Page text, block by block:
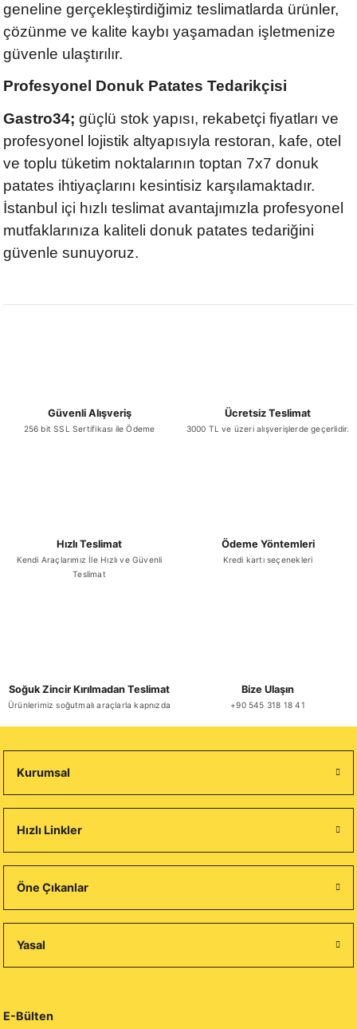
geneline gerçekleştirdiğimiz teslimatlarda ürünler,
çözünme ve kalite kaybı yaşamadan işletmenize
güvenle ulaştırılır.
Profesyonel Donuk Patates Tedarikçisi
Gastro34; güçlü stok yapısı, rekabetçi fiyatları ve
profesyonel lojistik altyapısıyla restoran, kafe, otel
ve toplu tüketim noktalarının toptan 7x7 donuk
patates ihtiyaçlarını kesintisiz karşılamaktadır.
İstanbul içi hızlı teslimat avantajımızla profesyonel
mutfaklarınıza kaliteli donuk patates tedariğini
güvenle sunuyoruz.
Güvenli Alışveriş
256 bit SSL Sertifikası ile Ödeme
Ücretsiz Teslimat
3000 TL ve üzeri alışverişlerde geçerlidir.
Hızlı Teslimat
Kendi Araçlarımız İle Hızlı ve Güvenli
Teslimat
Ödeme Yöntemleri
Kredi kartı seçenekleri
Soğuk Zincir Kırılmadan Teslimat
Ürünlerimiz soğutmalı araçlarla kapnızda
Bize Ulaşın
+90 545 318 18 41
Kurumsal
Hızlı Linkler
Öne Çıkanlar
Yasal
E-Bülten